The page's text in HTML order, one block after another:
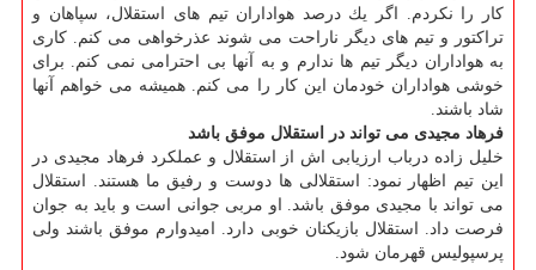
كار را نكردم. اگر یك درصد هواداران تیم های استقلال، سپاهان و
تراكتور و تیم های دیگر ناراحت می شوند عذرخواهی می كنم. كاری
به هواداران دیگر تیم ها ندارم و به آنها بی احترامی نمی كنم. برای
خوشی هواداران خودمان این كار را می كنم. همیشه می خواهم آنها
شاد باشند.
فرهاد مجیدی می تواند در استقلال موفق باشد
خلیل زاده درباب ارزیابی اش از استقلال و عملكرد فرهاد مجیدی در
این تیم اظهار نمود: استقلالی ها دوست و رفیق ما هستند. استقلال
می تواند با مجیدی موفق باشد. او مربی جوانی است و باید به جوان
فرصت داد. استقلال بازیكنان خوبی دارد. امیدوارم موفق باشند ولی
پرسپولیس قهرمان شود.